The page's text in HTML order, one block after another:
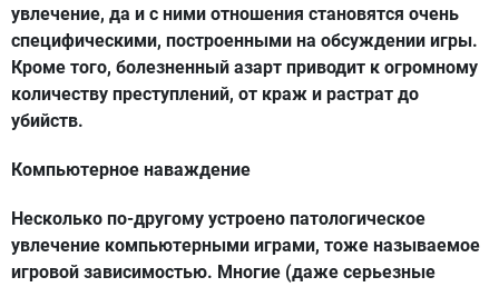
увлечение, да и с ними отношения становятся очень
специфическими, построенными на обсуждении игры.
Кроме того, болезненный азарт приводит к огромному
количеству преступлений, от краж и растрат до
убийств.
Компьютерное наваждение
Несколько по-другому устроено патологическое
увлечение компьютерными играми, тоже называемое
игровой зависимостью. Многие (даже серьезные